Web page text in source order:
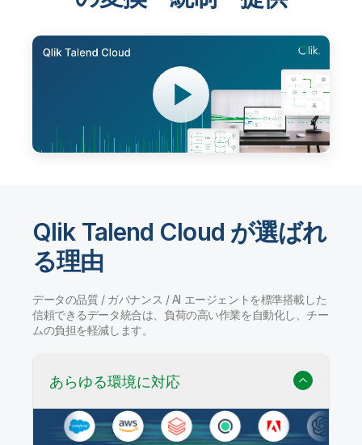
Qlik Talend Cloud が選ばれ
る理由
データの品質 / ガバナンス / AI エージェントを標準搭載した
信頼できるデータ統合は、負荷の高い作業を自動化し、チー
ムの負担を軽減します。
あらゆる環境に対応